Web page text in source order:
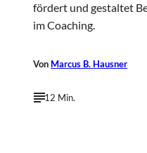
fördert und gestaltet
im Coaching.
Von Marcus B. Hausner
12 Min.